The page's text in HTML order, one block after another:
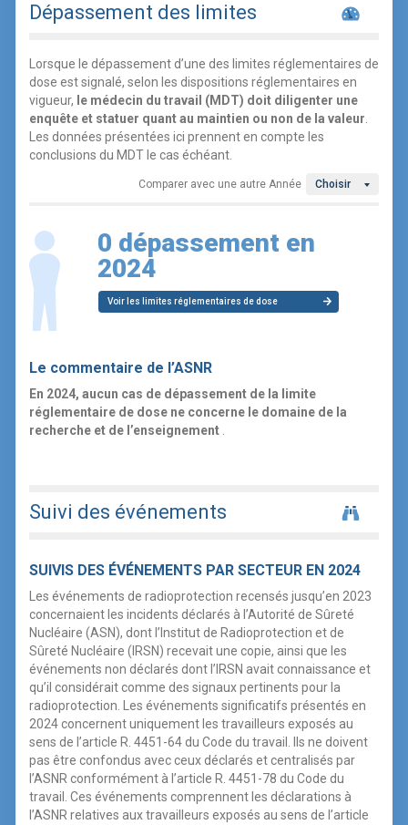
Dépassement des limites
Lorsque le dépassement d’une des limites réglementaires de
dose est signalé, selon les dispositions réglementaires en
vigueur, le médecin du travail (MDT) doit diligenter une
enquête et statuer quant au maintien ou non de la valeur.
Les données présentées ici prennent en compte les
conclusions du MDT le cas échéant.
Choisir
Comparer avec une autre Année
0 dépassement en
2024
Voir les limites réglementaires de dose
Le commentaire de l’ASNR
En 2024, aucun cas de dépassement de la limite
réglementaire de dose ne concerne le domaine de la
recherche et de l’enseignement .
Suivi des événements
SUIVIS DES ÉVÉNEMENTS PAR SECTEUR EN 2024
Les événements de radioprotection recensés jusqu’en 2023
concernaient les incidents déclarés à l’Autorité de Sûreté
Nucléaire (ASN), dont l’Institut de Radioprotection et de
Sûreté Nucléaire (IRSN) recevait une copie, ainsi que les
événements non déclarés dont l’IRSN avait connaissance et
qu’il considérait comme des signaux pertinents pour la
radioprotection. Les événements significatifs présentés en
2024 concernent uniquement les travailleurs exposés au
sens de l’article R. 4451-64 du Code du travail. Ils ne doivent
pas être confondus avec ceux déclarés et centralisés par
l’ASNR conformément à l’article R. 4451-78 du Code du
travail. Ces événements comprennent les déclarations à
l’ASNR relatives aux travailleurs exposés au sens de l’article